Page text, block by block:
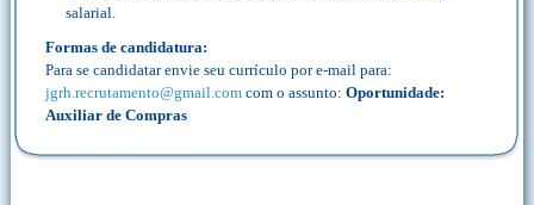
salarial.
Formas de candidatura:
Para se candidatar envie seu currículo por e-mail para:
jgrh.recrutamento@gmail.com com o assunto: Oportunidade:
Auxiliar de Compras